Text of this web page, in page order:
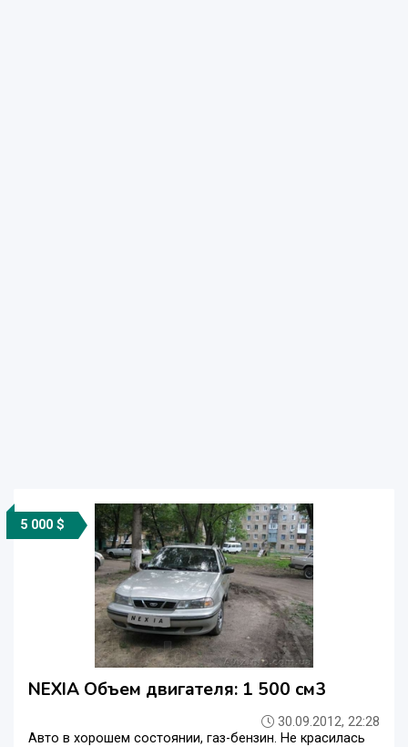
5 000 $
NEXIA Объем двигателя: 1 500 см3
30.09.2012, 22:28
Авто в хорошем состоянии, газ-бензин. Не красилась